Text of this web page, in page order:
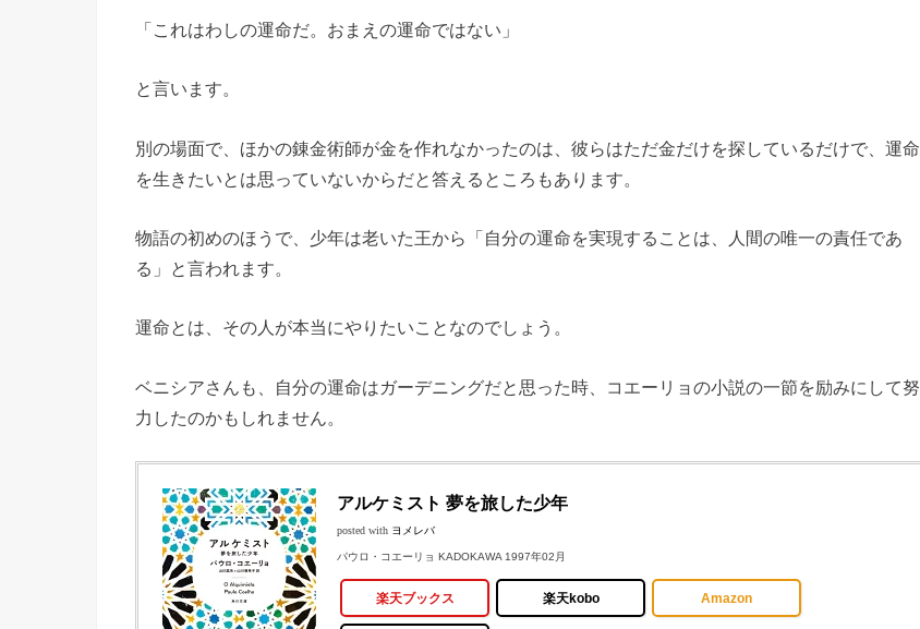
「これはわしの運命だ。おまえの運命ではない」
と言います。
別の場面で、ほかの錬金術師が金を作れなかったのは、彼らはただ金だけを探しているだけで、運命
を生きたいとは思っていないからだと答えるところもあります。
物語の初めのほうで、少年は老いた王から「自分の運命を実現することは、人間の唯一の責任であ
る」と言われます。
運命とは、その人が本当にやりたいことなのでしょう。
ベニシアさんも、自分の運命はガーデニングだと思った時、コエーリョの小説の一節を励みにして努
力したのかもしれません。
アルケミスト 夢を旅した少年
posted with ヨメレバ
パウロ・コエーリョ KADOKAWA 1997年02月
楽天ブックス 楽天kobo Amazon